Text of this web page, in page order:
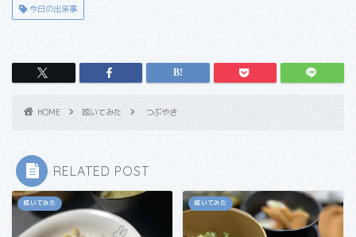
今日の出来事
HOME 呟いてみた つぶやき
RELATED POST
呟いてみた 呟いてみた